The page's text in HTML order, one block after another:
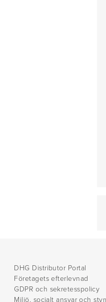
DHG Distributor Portal
Företagets efterlevnad
GDPR och sekretesspolicy
Miljö, socialt ansvar och